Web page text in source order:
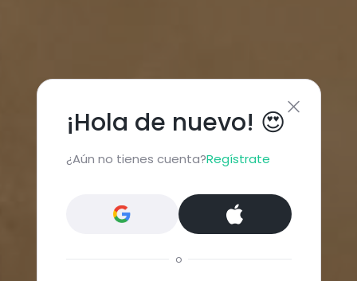
¡Hola de nuevo! 😍
¿Aún no tienes cuenta?Regístrate
o